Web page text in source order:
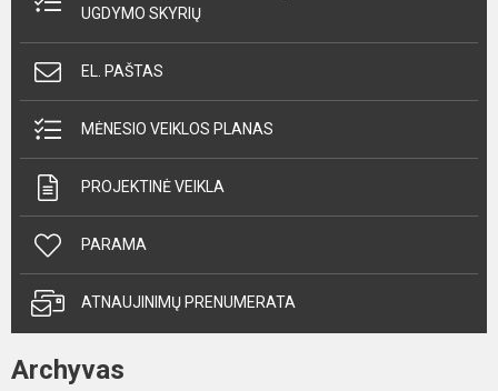
UGDYMO SKYRIŲ
EL. PAŠTAS
MĖNESIO VEIKLOS PLANAS
PROJEKTINĖ VEIKLA
PARAMA
ATNAUJINIMŲ PRENUMERATA
Archyvas